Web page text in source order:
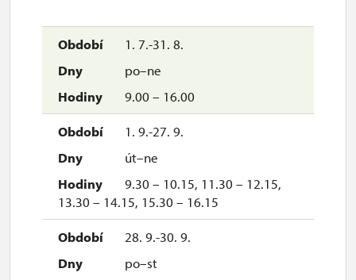
1. 7.-31. 8.
po–ne
9.00 – 16.00
1. 9.-27. 9.
út–ne
9.30 – 10.15, 11.30 – 12.15,
13.30 – 14.15, 15.30 – 16.15
28. 9.-30. 9.
po–st